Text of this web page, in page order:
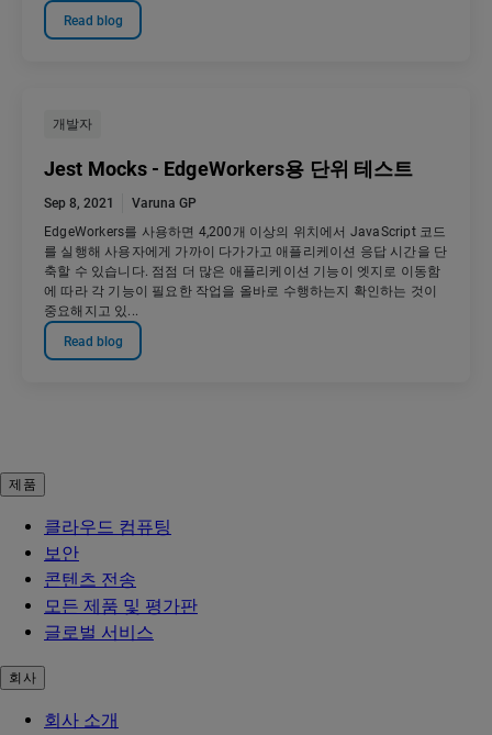
Read blog
개발자
Jest Mocks - EdgeWorkers용 단위 테스트
Sep 8, 2021
Varuna GP
EdgeWorkers를 사용하면 4,200개 이상의 위치에서 JavaScript 코드
를 실행해 사용자에게 가까이 다가가고 애플리케이션 응답 시간을 단
축할 수 있습니다. 점점 더 많은 애플리케이션 기능이 엣지로 이동함
에 따라 각 기능이 필요한 작업을 올바로 수행하는지 확인하는 것이
중요해지고 있...
Read blog
제품
클라우드 컴퓨팅
보안
콘텐츠 전송
모든 제품 및 평가판
글로벌 서비스
회사
회사 소개